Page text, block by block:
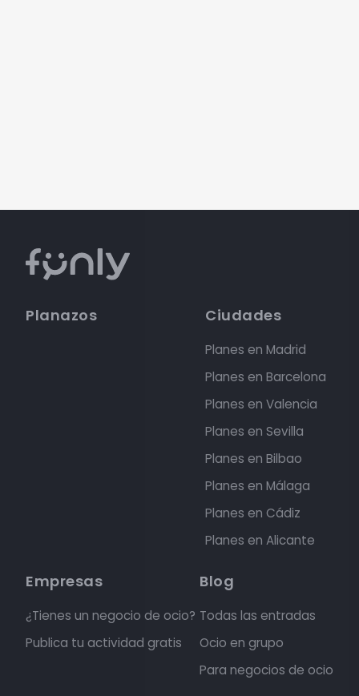
Planazos Ciudades
Planes en Madrid
Planes en Barcelona
Planes en Valencia
Planes en Sevilla
Planes en Bilbao
Planes en Málaga
Planes en Cádiz
Planes en Alicante
Empresas
¿Tienes un negocio de ocio?
Publica tu actividad gratis
Blog
Todas las entradas
Ocio en grupo
Para negocios de ocio